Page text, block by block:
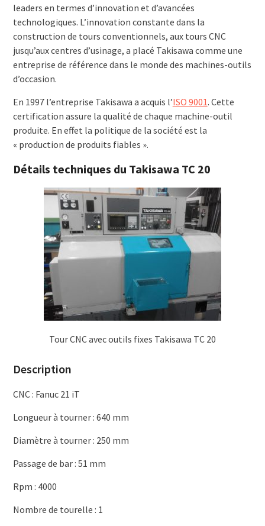
leaders en termes d’innovation et d’avancées
technologiques. L’innovation constante dans la
construction de tours conventionnels, aux tours CNC
jusqu’aux centres d’usinage, a placé Takisawa comme une
entreprise de référence dans le monde des machines-outils
d’occasion.
En 1997 l’entreprise Takisawa a acquis l’ISO 9001. Cette
certification assure la qualité de chaque machine-outil
produite. En effet la politique de la société est la
« production de produits fiables ».
Détails techniques du Takisawa TC 20
Tour CNC avec outils fixes Takisawa TC 20
Description
CNC : Fanuc 21 iT
Longueur à tourner : 640 mm
Diamètre à tourner : 250 mm
Passage de bar : 51 mm
Rpm : 4000
Nombre de tourelle : 1